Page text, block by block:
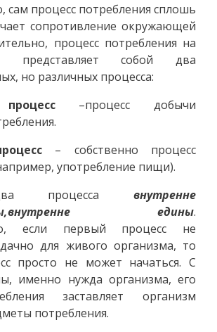
сам процесс потребления сплошь
сопротивление окружающей
процесс потребления на
представляет собой два
но различных процесса:
–процесс добычи
– собственно процесс
употребление пищи).
процесса внутренне
едины.
если первый процесс не
для живого организма, то
просто не может начаться. С
именно нужда организма, его
заставляет организм
потребления.